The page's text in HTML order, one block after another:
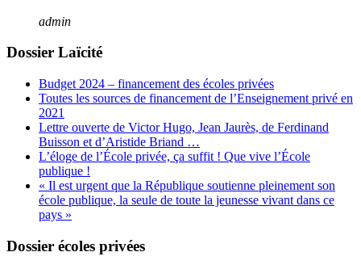
admin
Dossier Laïcité
Budget 2024 – financement des écoles privées
Toutes les sources de financement de l’Enseignement privé en
2021
Lettre ouverte de Victor Hugo, Jean Jaurès, de Ferdinand
Buisson et d’Aristide Briand …
L’éloge de l’École privée, ça suffit ! Que vive l’École
publique !
« Il est urgent que la République soutienne pleinement son
école publique, la seule de toute la jeunesse vivant dans ce
pays »
Dossier écoles privées